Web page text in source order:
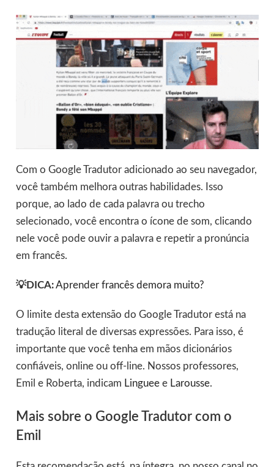
Com o Google Tradutor adicionado ao seu navegador,
você também melhora outras habilidades. Isso
porque, ao lado de cada palavra ou trecho
selecionado, você encontra o ícone de som, clicando
nele você pode ouvir a palavra e repetir a pronúncia
em francês.
💡DICA: Aprender francês demora muito?
O limite desta extensão do Google Tradutor está na
tradução literal de diversas expressões. Para isso, é
importante que você tenha em mãos dicionários
confiáveis, online ou off-line. Nossos professores,
Emil e Roberta, indicam Lingueee Larousse.
Mais sobre o Google Tradutor com o
Emil